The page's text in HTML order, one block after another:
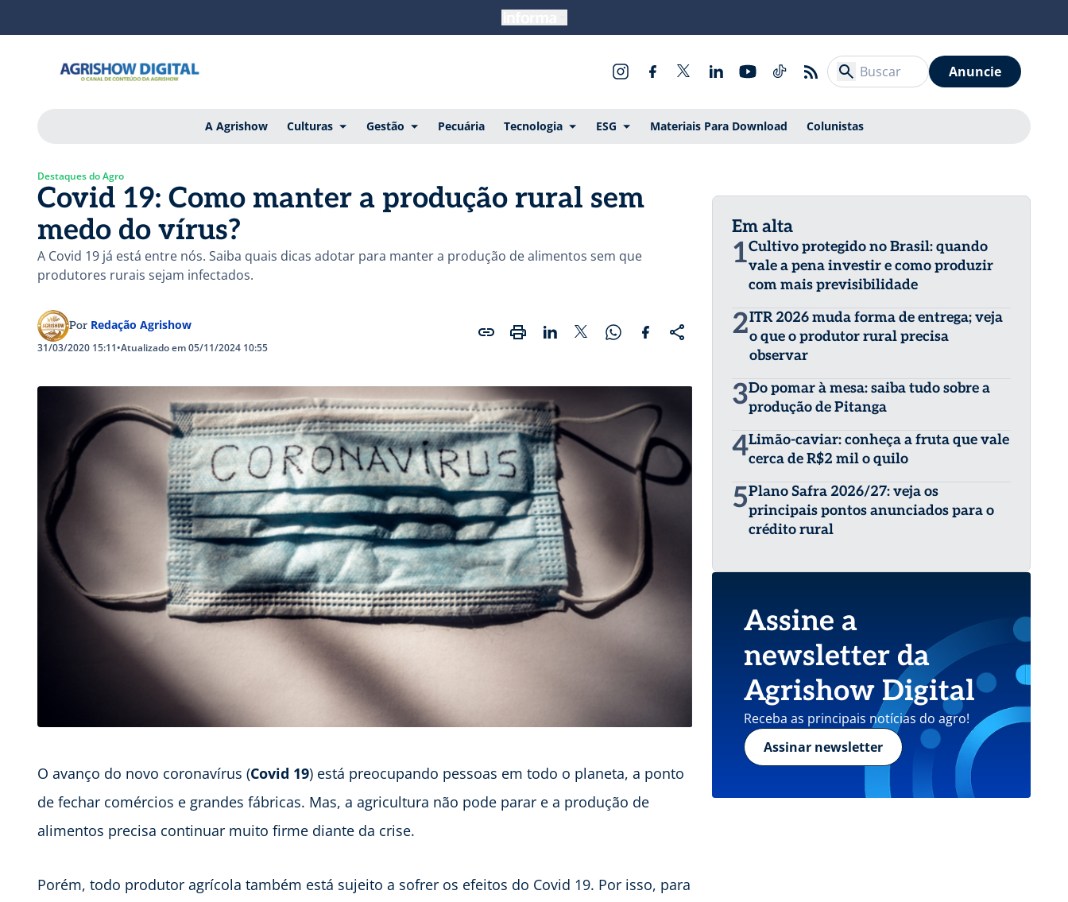
Anuncie
A Agrishow Culturas Gestão Pecuária Tecnologia ESG Materiais Para Download Colunistas
Destaques do Agro
Covid 19: Como manter a produção rural sem
medo do vírus?
A Covid 19 já está entre nós. Saiba quais dicas adotar para manter a produção de alimentos sem que
produtores rurais sejam infectados.
Por Redação Agrishow
31/03/2020 15:11•Atualizado em 05/11/2024 10:55
O avanço do novo coronavírus (Covid 19) está preocupando pessoas em todo o planeta, a ponto
de fechar comércios e grandes fábricas. Mas, a agricultura não pode parar e a produção de
alimentos precisa continuar muito firme diante da crise.
Porém, todo produtor agrícola também está sujeito a sofrer os efeitos do Covid 19. Por isso, para
Em alta
1Cultivo protegido no Brasil: quando
vale a pena investir e como produzir
com mais previsibilidade
2ITR 2026 muda forma de entrega; veja
o que o produtor rural precisa
observar
3Do pomar à mesa: saiba tudo sobre a
produção de Pitanga
4Limão-caviar: conheça a fruta que vale
cerca de R$2 mil o quilo
5Plano Safra 2026/27: veja os
principais pontos anunciados para o
crédito rural
Assine a
newsletter da
Agrishow Digital
Receba as principais notícias do agro!
Assinar newsletter